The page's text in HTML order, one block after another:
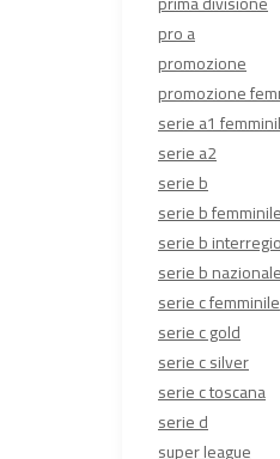
pro a
promozione
promozione
serie a1
serie a2
serie b
serie b
serie b
serie b
serie c femminile
serie c gold
serie c silver
serie c toscana
serie d
super league